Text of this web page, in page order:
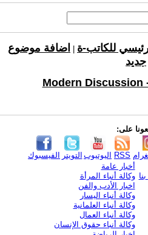
للكاتب-ة
اضافة موضوع
جديد
Modern Discussion
على:
الفيسبوك التويتر اليوتيوب RSS
أخبار عامة
وكالة أنباء المرأة
اخبار الأدب والفن
وكالة أنباء اليسار
وكالة أنباء العلمانية
وكالة أنباء العمال
وكالة أنباء حقوق الإنسان